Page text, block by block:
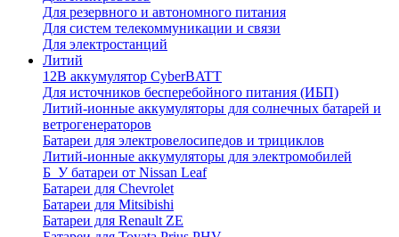
Для резервного и автономного питания
Для систем телекоммуникации и связи
Для электростанций
Литий
12В аккумулятор CyberBATT
Для источников бесперебойного питания (ИБП)
Литий-ионные аккумуляторы для солнечных батарей и
ветрогенераторов
Батареи для электровелосипедов и трициклов
Литий-ионные аккумуляторы для электромобилей
Б_У батареи от Nissan Leaf
Батареи для Chevrolet
Батареи для Mitsibishi
Батареи для Renault ZE